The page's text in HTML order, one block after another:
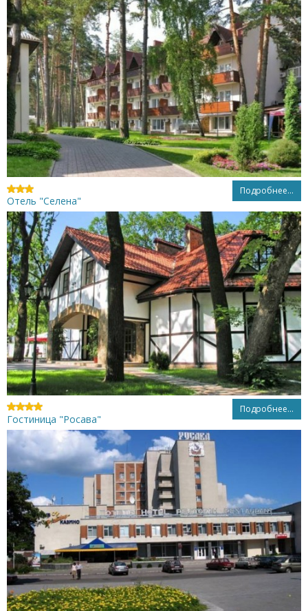
Подробнее...
Отель "Селена"
Подробнее...
Гостиница "Росава"